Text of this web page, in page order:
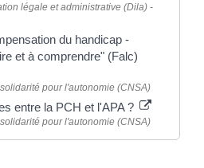
légale et administrative (Dila) -
du handicap -
et à comprendre" (Falc)
pour l'autonomie (CNSA)
entre la PCH et l'APA ?
pour l'autonomie (CNSA)